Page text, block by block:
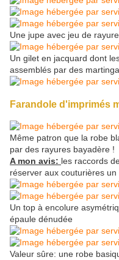
Une jupe avec jeu de
Un gilet en jacquard dont
assemblés par des
Farandole d'imprimés
Même patron que la robe
par des rayures bayadère !
A mon avis: les raccords
réserver aux couturières
Un top à encolure
épaule dénudée
Valeur sûre: une robe